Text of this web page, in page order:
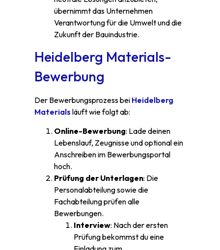
übernimmt das Unternehmen
Verantwortung für die Umwelt und die
Zukunft der Bauindustrie.
Heidelberg Materials-
Bewerbung
Der Bewerbungsprozess bei Heidelberg
Materials läuft wie folgt ab:
Online-Bewerbung: Lade deinen
Lebenslauf, Zeugnisse und optional ein
Anschreiben im Bewerbungsportal
hoch.
Prüfung der Unterlagen: Die
Personalabteilung sowie die
Fachabteilung prüfen alle
Bewerbungen.
Interview: Nach der ersten
Prüfung bekommst du eine